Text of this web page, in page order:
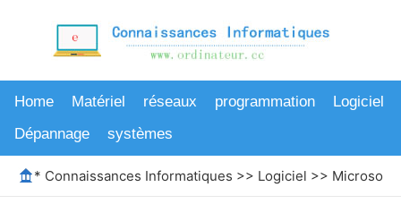
Home Matériel réseaux programmation
Logiciel
Dépannage
systèmes
* Connaissances Informatiques >> Logiciel >> Microsoft